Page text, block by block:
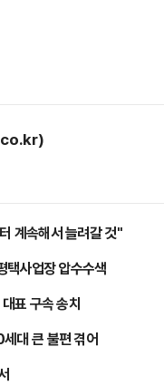
계속해서 늘려갈 것"
택사업장 압수수색
표 구속 송치
대 큰 불편 겪어